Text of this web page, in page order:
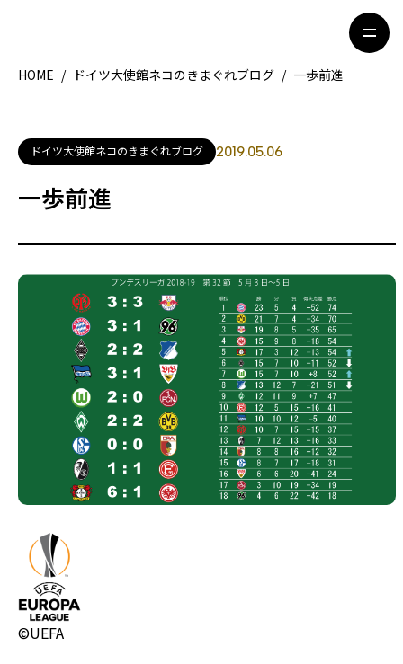
HOME
地域別ガイド
観光ガイド
ライフスタイル
著者一覧
ライター募集
HOME / ドイツ大使館ネコのきまぐれブログ / 一歩前進
ドイツ大使館ネコのきまぐれブログ 2019.05.06
一歩前進
©UEFA